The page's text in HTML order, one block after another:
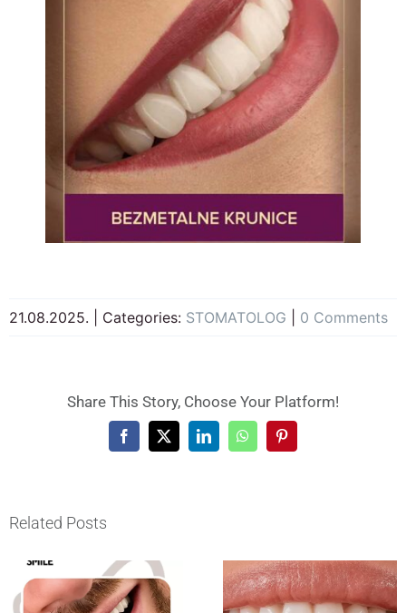
21.08.2025. Categories: STOMATOLOG 0 Comments
Share This Story, Choose Your Platform!
Facebook
X LinkedInWhatsAppPinterest
Related Posts